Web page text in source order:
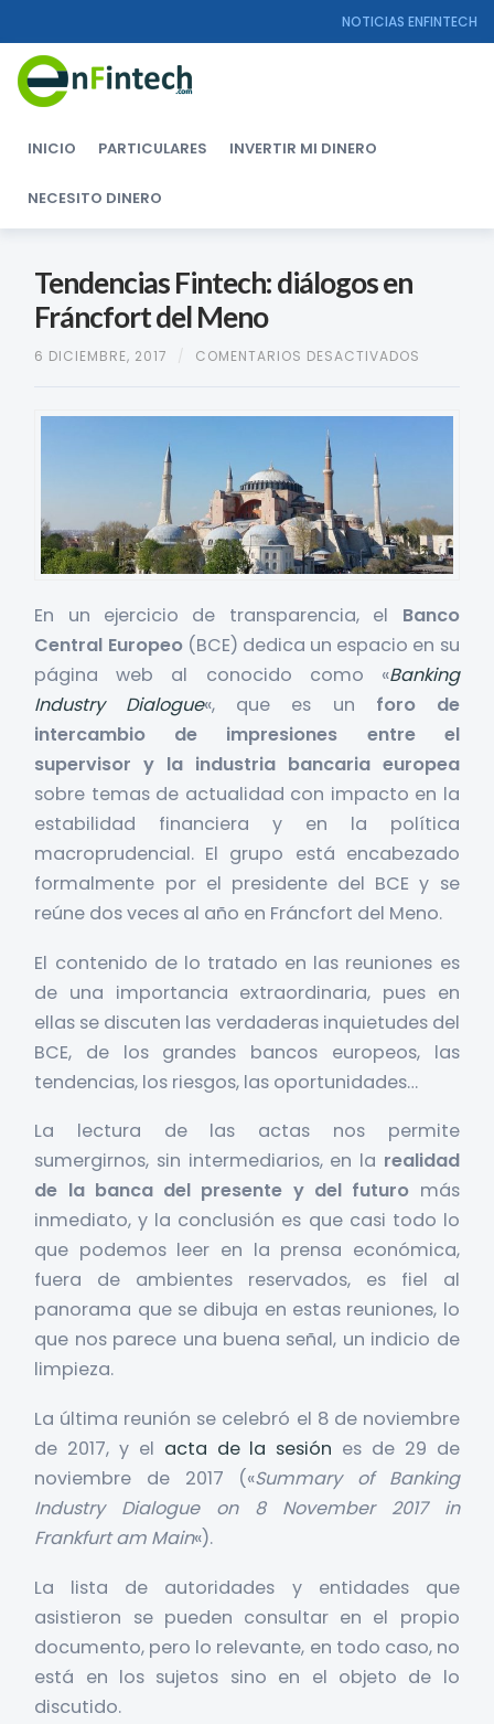
NOTICIAS ENFINTECH
INICIO PARTICULARES INVERTIR MI DINERO
NECESITO DINERO
Tendencias Fintech: diálogos en
Fráncfort del Meno
6 DICIEMBRE, 2017 / COMENTARIOS DESACTIVADOS
En un ejercicio de transparencia, el Banco
Central Europeo(BCE) dedica un espacio en su
página web al conocido como «Banking
Industry Dialogue«, que es un foro de
intercambio de impresiones entre el
supervisor y la industria bancaria europea
sobre temas de actualidad con impacto en la
estabilidad financiera y en la política
macroprudencial. El grupo está encabezado
formalmente por el presidente del BCE y se
reúne dos veces al año en Fráncfort del Meno.
El contenido de lo tratado en las reuniones es
de una importancia extraordinaria, pues en
ellas se discuten las verdaderas inquietudes del
BCE, de los grandes bancos europeos, las
tendencias, los riesgos, las oportunidades…
La lectura de las actas nos permite
sumergirnos, sin intermediarios, en la realidad
de la banca del presente y del futuro más
inmediato, y la conclusión es que casi todo lo
que podemos leer en la prensa económica,
fuera de ambientes reservados, es fiel al
panorama que se dibuja en estas reuniones, lo
que nos parece una buena señal, un indicio de
limpieza.
La última reunión se celebró el 8 de noviembre
de 2017, y el acta de la sesión es de 29 de
noviembre de 2017 («Summary of Banking
Industry Dialogue on 8 November 2017 in
Frankfurt am Main«).
La lista de autoridades y entidades que
asistieron se pueden consultar en el propio
documento, pero lo relevante, en todo caso, no
está en los sujetos sino en el objeto de lo
discutido.